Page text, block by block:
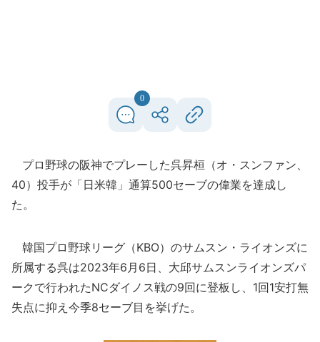
0
プロ野球の阪神でプレーした呉昇桓（オ・スンファン、
40）投手が「日米韓」通算500セーブの偉業を達成し
た。
韓国プロ野球リーグ（KBO）のサムスン・ライオンズに
所属する呉は2023年6月6日、大邱サムスンライオンズパ
ークで行われたNCダイノス戦の9回に登板し、1回1安打無
失点に抑え今季8セーブ目を挙げた。